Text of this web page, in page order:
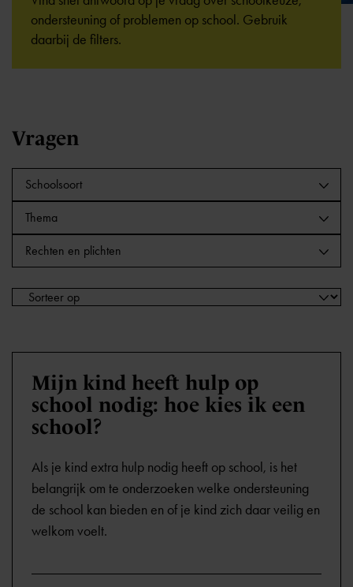
ondersteuning of problemen op school. Gebruik
daarbij de filters.
Vragen
Schoolsoort
Thema
Rechten en plichten
Mijn kind heeft hulp op
school nodig: hoe kies ik een
school?
Als je kind extra hulp nodig heeft op school, is het
belangrijk om te onderzoeken welke ondersteuning
de school kan bieden en of je kind zich daar veilig en
welkom voelt.